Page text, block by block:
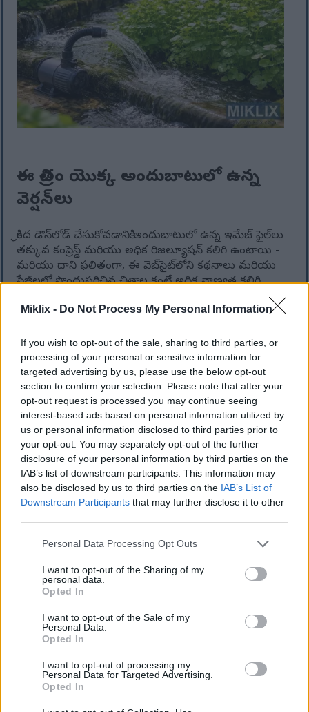
Miklix - Do Not Process My Personal Information
If you wish to opt-out of the sale, sharing to third parties, or
processing of your personal or sensitive information for
targeted advertising by us, please use the below opt-out
section to confirm your selection. Please note that after your
opt-out request is processed you may continue seeing
interest-based ads based on personal information utilized by
us or personal information disclosed to third parties prior to
your opt-out. You may separately opt-out of the further
disclosure of your personal information by third parties on the
IAB’s list of downstream participants. This information may
also be disclosed by us to third parties on the IAB’s List of
Downstream Participants that may further disclose it to other
Please note that this website/app uses one or more Google
not limited to your visit or usage behaviour. You may click to
grant or deny consent to Google and its third-party tags to
use your data for below specified purposes in below Google
consent section.
Personal Data Processing Opt Outs
I want to opt-out of the Sharing of my
personal data.
Opted In
I want to opt-out of the Sale of my
Personal Data.
Opted In
I want to opt-out of processing my
Personal Data for Targeted Advertising.
Opted In
ఈ చిత్రం యొక్క అందుబాటులో ఉన్న
వెర్షన్‌లు
క్రింద డౌన్‌లోడ్ చేసుకోవడానికి అందుబాటులో ఉన్న ఇమేజ్ ఫైల్‌లు
తక్కువ కంప్రెస్డ్ మరియు అధిక రిజల్యూషన్ కలిగి ఉంటాయి -
మరియు దాని ఫలితంగా, ఈ వెబ్‌సైట్‌లోని కథనాలు మరియు
పేజీలలో పొందుపరిచిన చిత్రాల కంటే అధిక నాణ్యత కలిగి
పరిమాణానికి మరింత ఆప్టిమైజ్ చేయబడ్డాయి.
సాధారణ పరిమాణం(1,536 x 1,024)
AVIF(139 KB)
WebP(315 KB)
JPEG(561 KB)
పెద్ద పరిమాణం(3,072 x 2,048)
AVIF (317 KB)
WebP(748 KB)
(1.6 MB)
చాలా పెద్ద పరిమాణం(4,608 x 3,072)
AVIF(465 KB)
WebP (1.2 MB)
AVIF(627 KB)
WebP (1.7 MB)